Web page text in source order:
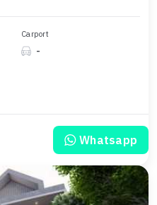
Carport
-
Whatsapp